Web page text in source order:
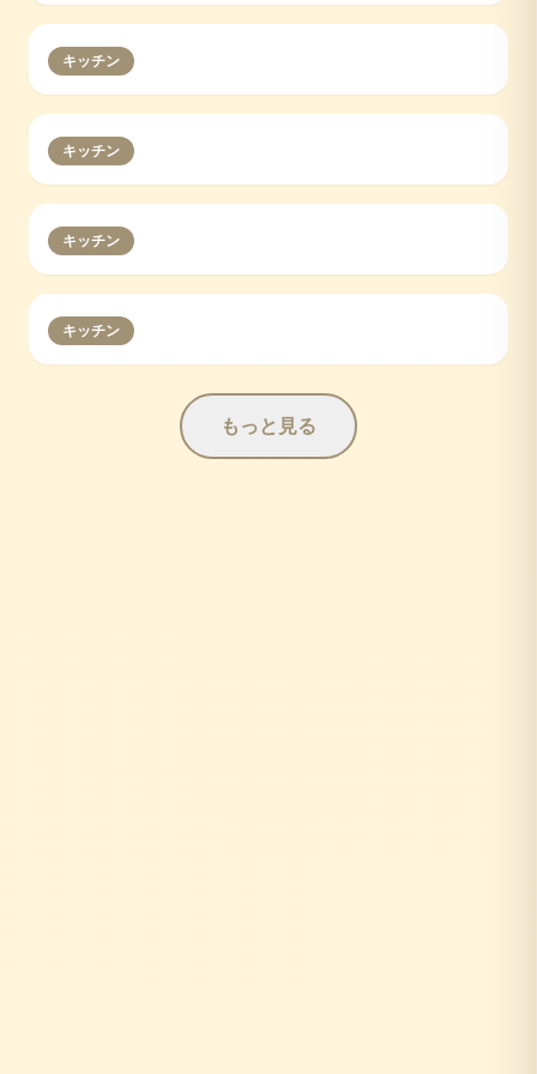
キッチン
キッチン
キッチン
キッチン
もっと見る